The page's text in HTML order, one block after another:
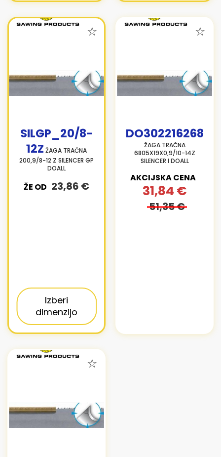
SILGP_20/8-
12Z ŽAGA TRAČNA
200,9/8-12 Z SILENCER GP
DOALL
ŽE OD 23,86 €
Izberi
dimenzijo
DO302216268
ŽAGA TRAČNA
6805X19X0,9/10-14Z
SILENCER I DOALL
AKCIJSKA CENA
31,84 €
51,35 €